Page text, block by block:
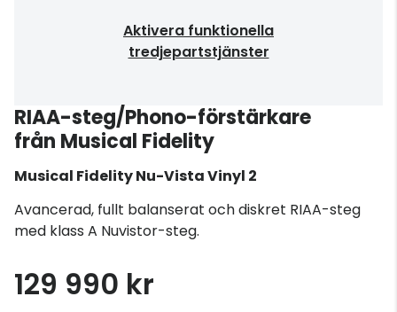
Aktivera funktionella
tredjepartstjänster
RIAA-steg/Phono-förstärkare
från Musical Fidelity
Musical FidelityNu-Vista Vinyl 2
Avancerad, fullt balanserat och diskret RIAA-steg
med klass A Nuvistor-steg.
129 990 kr